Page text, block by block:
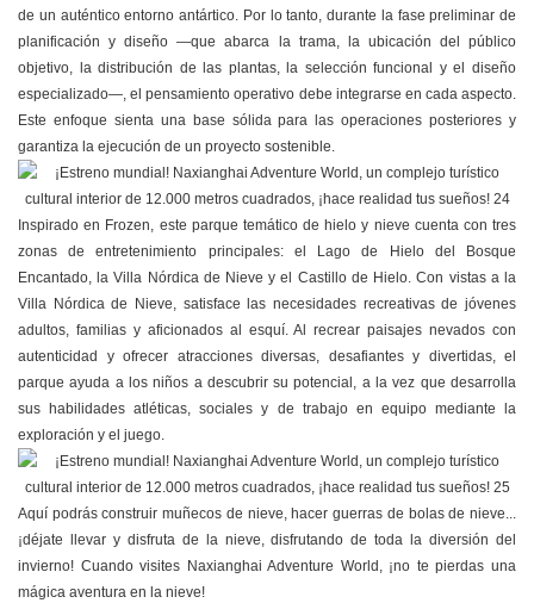
de un auténtico entorno antártico. Por lo tanto, durante la fase preliminar de
planificación y diseño —que abarca la trama, la ubicación del público
objetivo, la distribución de las plantas, la selección funcional y el diseño
especializado—, el pensamiento operativo debe integrarse en cada aspecto.
Este enfoque sienta una base sólida para las operaciones posteriores y
garantiza la ejecución de un proyecto sostenible.
Inspirado en Frozen, este parque temático de hielo y nieve cuenta con tres
zonas de entretenimiento principales: el Lago de Hielo del Bosque
Encantado, la Villa Nórdica de Nieve y el Castillo de Hielo. Con vistas a la
Villa Nórdica de Nieve, satisface las necesidades recreativas de jóvenes
adultos, familias y aficionados al esquí. Al recrear paisajes nevados con
autenticidad y ofrecer atracciones diversas, desafiantes y divertidas, el
parque ayuda a los niños a descubrir su potencial, a la vez que desarrolla
sus habilidades atléticas, sociales y de trabajo en equipo mediante la
exploración y el juego.
Aquí podrás construir muñecos de nieve, hacer guerras de bolas de nieve...
¡déjate llevar y disfruta de la nieve, disfrutando de toda la diversión del
invierno! Cuando visites Naxianghai Adventure World, ¡no te pierdas una
mágica aventura en la nieve!